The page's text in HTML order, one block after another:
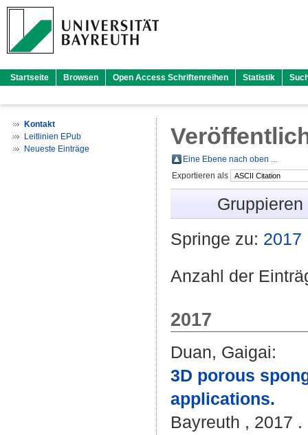
Startseite Browsen Open Access Schriftenreihen Statistik
Kontakt
Leitlinien EPub
Neueste Einträge
Eine Ebene nach oben ...
Exportieren als
Springe zu: 2017
Anzahl der
2017
Duan, Gaigai:
3D porous
applications.
Bayreuth , 2017 .